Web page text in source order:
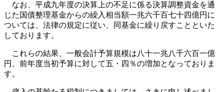
なお、平成九年度の決算上の不足に係る決算調整資金を通
じた国債整理基金からの繰入相当額一兆六千百七十四億円に
ついては、法律の規定に従い、同基金に繰り戻すことといた
しております。
これらの結果、一般会計予算規模は八十一兆八千六百一億
円、前年度当初予算に対して五・四％の増加となっておりま
す。